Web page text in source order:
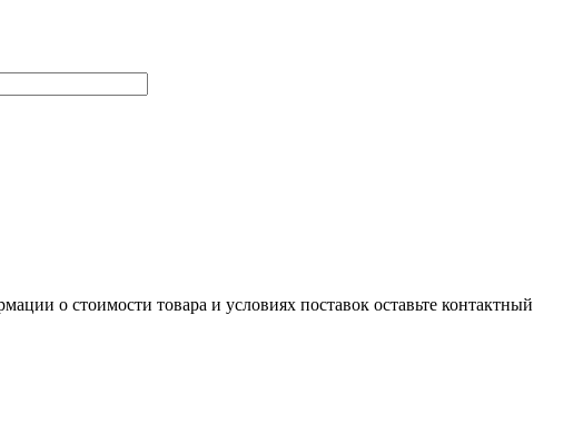
о стоимости товара и условиях поставок оставьте контактный